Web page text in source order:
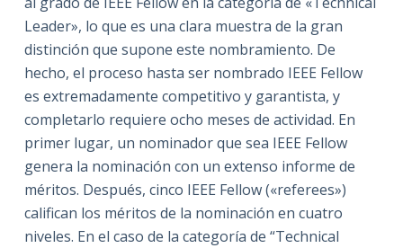
Leader», lo que es una clara muestra de la gran
distinción que supone este nombramiento. De
hecho, el proceso hasta ser nombrado IEEE Fellow
es extremadamente competitivo y garantista, y
completarlo requiere ocho meses de actividad. En
primer lugar, un nominador que sea IEEE Fellow
genera la nominación con un extenso informe de
méritos. Después, cinco IEEE Fellow («referees»)
califican los méritos de la nominación en cuatro
niveles. En el caso de la categoría de “Technical